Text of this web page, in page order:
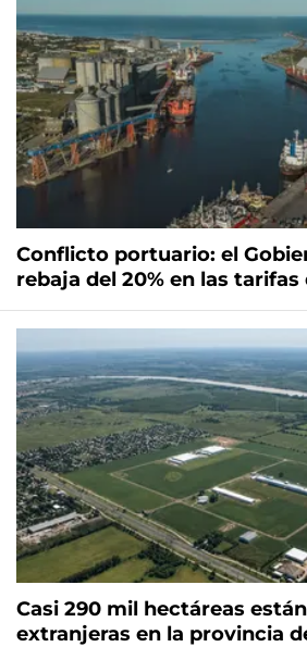
Conflicto portuario: el
rebaja del 20% en las
Casi 290 mil hectáreas
extranjeras en la provincia